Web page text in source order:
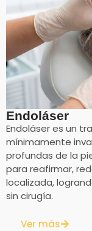
Endoláser
Endoláser es un
mínimamente
profundas de la
para reafirmar,
localizada,
sin cirugía.
Ver más